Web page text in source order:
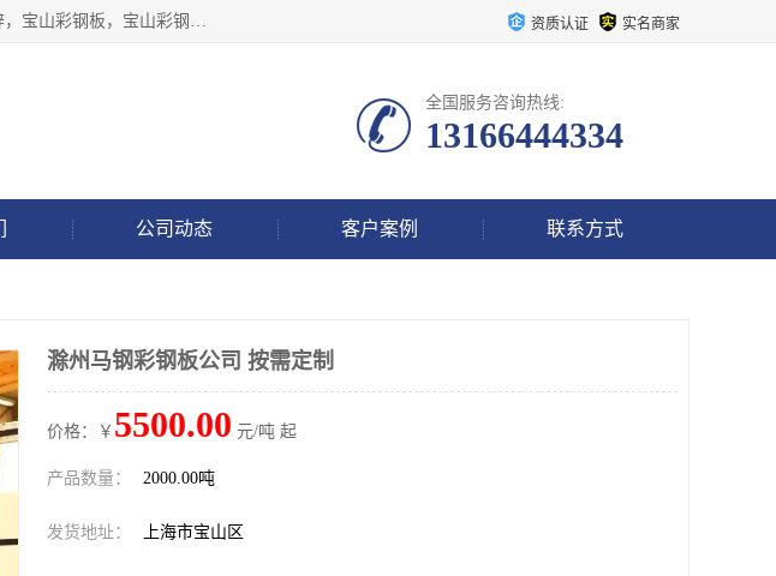
上海轩本实业有限公司于2017年注册地位于上海市宝山区，主要经营产品有：宝山彩钢卷，宝山镀铝锌，宝山彩钢板，宝山彩钢瓦等产品的生产和销售。 资质认证 实名商家
全国服务咨询热线:
13166444334
公司动态 客户案例 联系方式
滁州马钢彩钢板公司 按需定制
价格：￥ 5500.00 元/吨 起
产品数量： 2000.00吨
发货地址： 上海市宝山区